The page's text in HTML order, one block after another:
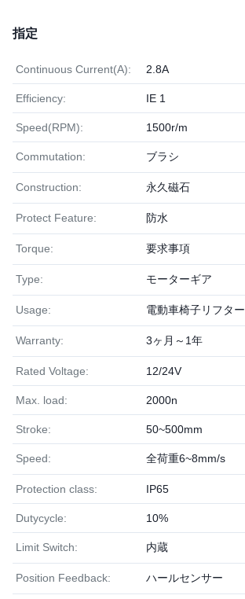
指定
Continuous Current(A): 2.8A
Efficiency: IE 1
Speed(RPM): 1500r/m
Commutation: ブラシ
Construction: 永久磁石
Protect Feature: 防水
Torque: 要求事項
Type: モーターギア
Usage: 電動車椅子リフター
Warranty: 3ヶ月～1年
Rated Voltage: 12/24V
Max. load: 2000n
Stroke: 50~500mm
Speed: 全荷重6~8mm/s
Protection class: IP65
Dutycycle: 10%
Limit Switch: 内蔵
Position Feedback: ハールセンサー